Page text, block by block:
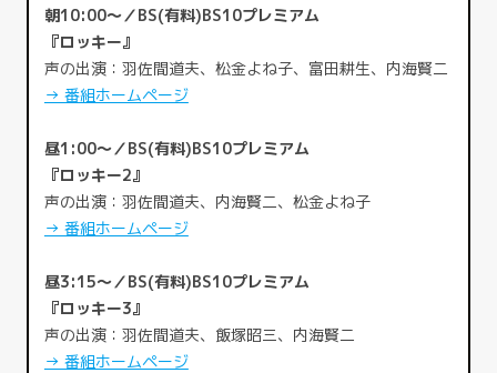
朝10:00～／BS(有料)BS10プレミアム
『ロッキー』
声の出演：羽佐間道夫、松金よね子、富田耕生、内海賢二
→ 番組ホームページ
昼1:00～／BS(有料)BS10プレミアム
『ロッキー2』
声の出演：羽佐間道夫、内海賢二、松金よね子
→ 番組ホームページ
昼3:15～／BS(有料)BS10プレミアム
『ロッキー3』
声の出演：羽佐間道夫、飯塚昭三、内海賢二
→ 番組ホームページ